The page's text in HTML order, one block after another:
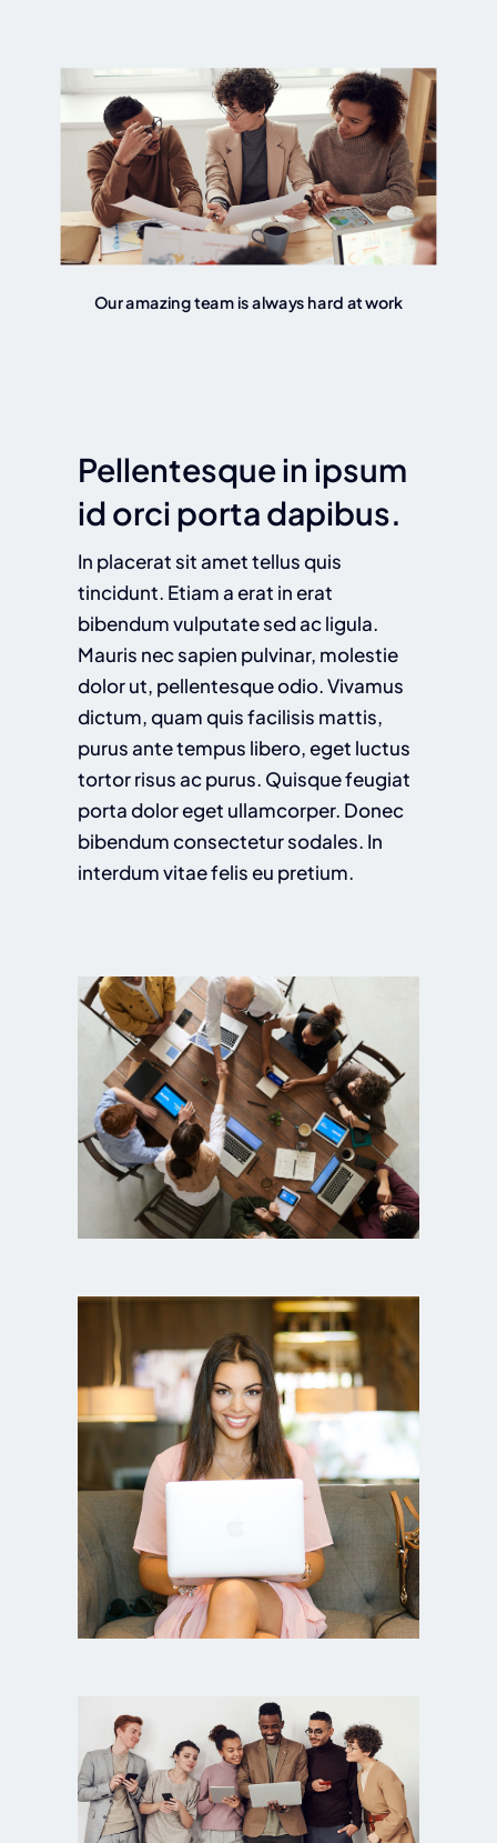
Our amazing team is always hard at work
Pellentesque in ipsum
id orci porta dapibus.
In placerat sit amet tellus quis
tincidunt. Etiam a erat in erat
bibendum vulputate sed ac ligula.
Mauris nec sapien pulvinar, molestie
dolor ut, pellentesque odio. Vivamus
dictum, quam quis facilisis mattis,
purus ante tempus libero, eget luctus
tortor risus ac purus. Quisque feugiat
porta dolor eget ullamcorper. Donec
bibendum consectetur sodales. In
interdum vitae felis eu pretium.